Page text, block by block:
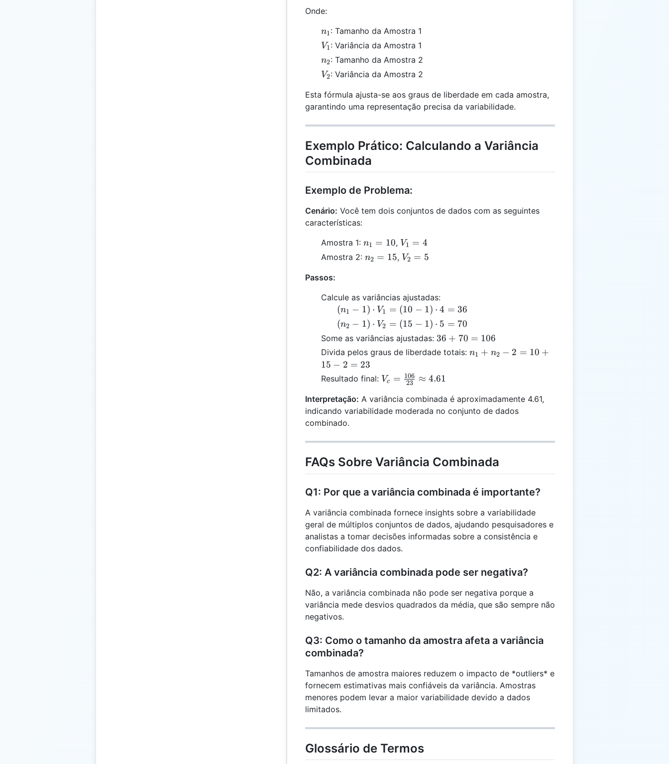
Onde:
n_1
n1: Tamanho da Amostra 1
V_1
V1: Variância da Amostra 1
n_2
n2: Tamanho da Amostra 2
V_2
V2: Variância da Amostra 2
Esta fórmula ajusta-se aos graus de liberdade em cada amostra,
garantindo uma representação precisa da variabilidade.
Exemplo Prático: Calculando a Variância
Combinada
Exemplo de Problema:
Cenário: Você tem dois conjuntos de dados com as seguintes
características:
Amostra 1: n_1
=
10
n1 = 10, V_1
= 4
V1 = 4
Amostra 2: n_2
n2 = 15, V_2
V2 = 5
Passos:
Calcule as variâncias ajustadas:
(n_1
- 1)
\cdot
V_1
=
(10 -
1)
4 =
36
(n1 − 1) ⋅ V1 = (10 − 1) ⋅ 4 = 36
(n_2
- 1)
V_2
=
(15 -
\cdot
5 =
70
(n2 − 1) ⋅ V2 = (15 − 1) ⋅ 5 = 70
Some as variâncias ajustadas: 36
+
106
36 + 70 = 106
Divida pelos graus de liberdade totais: n_1
=
10
2 =
23
n1 + n2 − 2 = 10 +
15 − 2 = 23
Resultado final: V_c =
{23}
\approx
Vc = 23
106 ≈ 4.61
Interpretação: A variância combinada é aproximadamente 4.61,
indicando variabilidade moderada no conjunto de dados
combinado.
FAQs Sobre Variância Combinada
Q1: Por que a variância combinada é importante?
A variância combinada fornece insights sobre a variabilidade
geral de múltiplos conjuntos de dados, ajudando pesquisadores e
analistas a tomar decisões informadas sobre a consistência e
confiabilidade dos dados.
Q2: A variância combinada pode ser negativa?
Não, a variância combinada não pode ser negativa porque a
variância mede desvios quadrados da média, que são sempre não
negativos.
Q3: Como o tamanho da amostra afeta a variância
combinada?
Tamanhos de amostra maiores reduzem o impacto de *outliers* e
fornecem estimativas mais confiáveis da variância. Amostras
menores podem levar a maior variabilidade devido a dados
limitados.
Glossário de Termos